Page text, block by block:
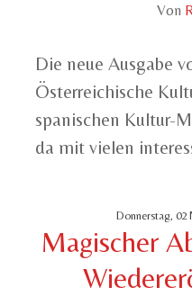
Von
Die neue Ausgabe
Österreichische
spanischen Kultur-
da mit vielen
Donnerstag, 02
Magischer